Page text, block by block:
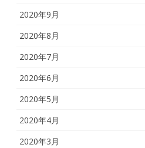
2020年9月
2020年8月
2020年7月
2020年6月
2020年5月
2020年4月
2020年3月